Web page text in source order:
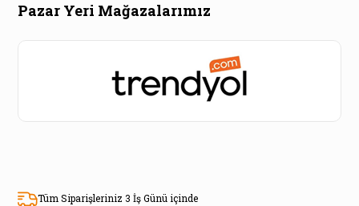
Pazar Yeri Mağazalarımız
Tüm Siparişleriniz 3 İş Günü içinde